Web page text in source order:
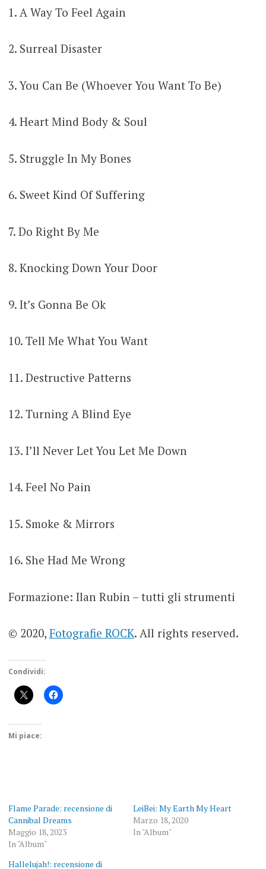
1. A Way To Feel Again
2. Surreal Disaster
3. You Can Be (Whoever You Want To Be)
4. Heart Mind Body & Soul
5. Struggle In My Bones
6. Sweet Kind Of Suffering
7. Do Right By Me
8. Knocking Down Your Door
9. It’s Gonna Be Ok
10. Tell Me What You Want
11. Destructive Patterns
12. Turning A Blind Eye
13. I’ll Never Let You Let Me Down
14. Feel No Pain
15. Smoke & Mirrors
16. She Had Me Wrong
Formazione: Ilan Rubin – tutti gli strumenti
© 2020, Fotografie ROCK. All rights reserved.
Condividi:
Mi piace:
Flame Parade: recensione di
Cannibal Dreams
Maggio 18, 2023
In "Album"
LeiBei: My Earth My Heart
Marzo 18, 2020
In "Album"
Hallelujah!: recensione di